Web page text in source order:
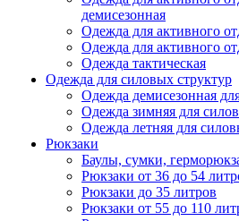
демисезонная
Одежда для активного
Одежда для активного
Одежда тактическая
Одежда для силовых структур
Одежда демисезонная
Одежда зимняя для
Одежда летняя для
Рюкзаки
Баулы, сумки,
Рюкзаки от 36 до 54
Рюкзаки до 35 литров
Рюкзаки от 55 до 110